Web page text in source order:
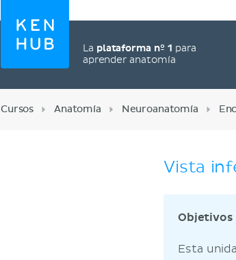
La plataforma nº 1 para
aprender anatomía
Cursos Anatomía Neuroanatomía
Vista
Objetivos
Esta